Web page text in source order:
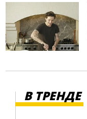
В ТРЕНДЕ